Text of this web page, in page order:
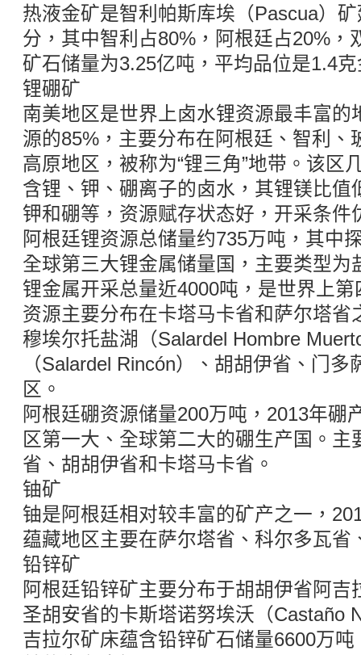
热液金矿是智利帕斯库埃（Pascua）
分，其中智利占80%，阿根廷占20%，
矿石储量为3.25亿吨，平均品位是1.4
锂硼矿
南美地区是世界上卤水锂资源最丰富的
源的85%，主要分布在阿根廷、智利、
高原地区，被称为“锂三角”地带。该区
含锂、钾、硼离子的卤水，其锂镁比值
钾和硼等，资源赋存状态好，开采条件
阿根廷锂资源总储量约735万吨，其中
全球第三大锂金属储量国，主要类型为
锂金属开采总量近4000吨，是世界上
资源主要分布在卡塔马卡省和萨尔塔省
穆埃尔托盐湖（Salardel Hombre
（Salardel Rincón）、胡胡伊省、门
区。
阿根廷硼资源储量200万吨，2013年硼
区第一大、全球第二大的硼生产国。
省、胡胡伊省和卡塔马卡省。
铀矿
铀是阿根廷相对较丰富的矿产之一，
蕴藏地区主要在萨尔塔省、科尔多瓦省
铅锌矿
阿根廷铅锌矿主要分布于胡胡伊省阿吉
圣胡安省的卡斯塔诺努埃沃（Castaño
吉拉尔矿床蕴含铅锌矿石储量6600万